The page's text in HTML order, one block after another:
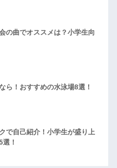
の曲でオススメは？小学生向
ら！おすすめの水泳場8選！
で自己紹介！小学生が盛り上
！